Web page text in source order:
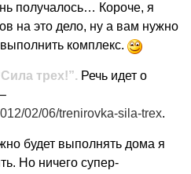
получалось… Короче, я
на это дело, ну а вам нужно
комплекс.
трех!”. Речь идет о
02/06/trenirovka-sila-trex.
будет выполнять дома я
Но ничего супер-